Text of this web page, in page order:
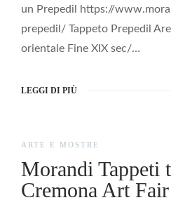
un Prepedil https://
prepedil/ Tappeto Prepedil
orientale Fine XIX sec/…
LEGGI DI PIÙ
ARTE E MOSTRE
Morandi Tappeti
Cremona Art Fair